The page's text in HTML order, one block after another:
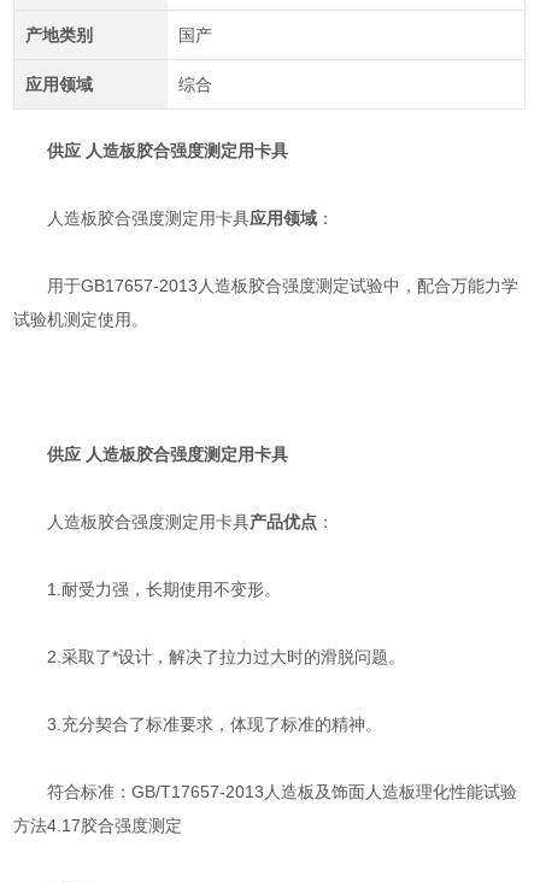
产地类别 国产
应用领域 综合
供应 人造板胶合强度测定用卡具
人造板胶合强度测定用卡具应用领域 ：
用于GB17657-2013人造板胶合强度测定试验中，配合万能力学
试验机测定使用。
供应 人造板胶合强度测定用卡具
人造板胶合强度测定用卡具产品优点 ：
1.耐受力强，长期使用不变形。
2.采取了*设计，解决了拉力过大时的滑脱问题。
3.充分契合了标准要求，体现了标准的精神。
符合标准：GB/T17657-2013人造板及饰面人造板理化性能试验
方法4.17胶合强度测定